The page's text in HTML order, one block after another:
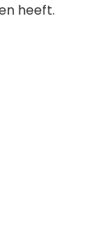
heeft.